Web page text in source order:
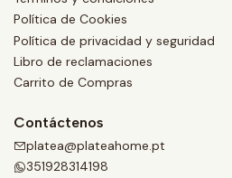
Política de Cookies
Política de privacidad y seguridad
Libro de reclamaciones
Carrito de Compras
Contáctenos
platea@plateahome.pt
351928314198